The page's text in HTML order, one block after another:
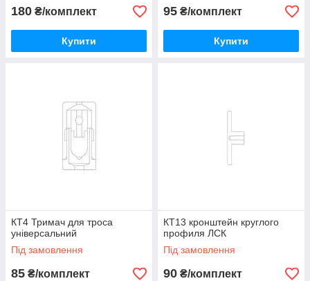
180 ₴/комплект
Купити
95 ₴/комплект
Купити
КТ4 Тримач для троса
універсальний
Під замовлення
85 ₴/комплект
КТ13 кронштейн круглого
профиля ЛСК
Під замовлення
90 ₴/комплект